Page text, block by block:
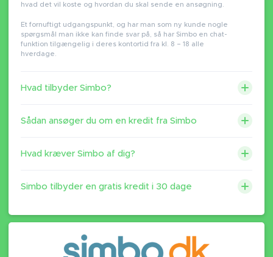
hvad det vil koste og hvordan du skal sende en ansøgning.
Et fornuftigt udgangspunkt, og har man som ny kunde nogle
spørgsmål man ikke kan finde svar på, så har Simbo en chat-
funktion tilgængelig i deres kontortid fra kl. 8 – 18 alle
hverdage.
Hvad tilbyder Simbo?
Sådan ansøger du om en kredit fra Simbo
Hvad kræver Simbo af dig?
Simbo tilbyder en gratis kredit i 30 dage